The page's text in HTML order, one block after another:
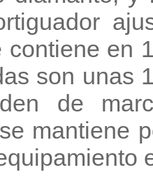
contiene en
son unas
de
mantiene